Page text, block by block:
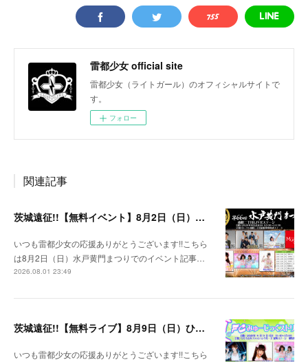
雷都少女 official site
雷都少女（ライトガール）のオフィシャルサイトで
す。
フォロー
関連記事
茨城遠征!!【無料イベント】8月2日（日）水戸黄門まつり
いつも雷都少女の応援ありがとうございます!!こちら
は8月2日（日）水戸黄門まつりでのイベント記事…
2026.08.01 23:49
茨城遠征!!【無料ライブ】8月9日（日）ひたちなかファッションクルーズ 野外ステージ
いつも雷都少女の応援ありがとうございます!!こちら